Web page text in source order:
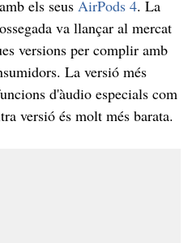
els seus AirPods 4. La
va llançar al mercat
versions per complir amb
La versió més
d'àudio especials com
versió és molt més barata.